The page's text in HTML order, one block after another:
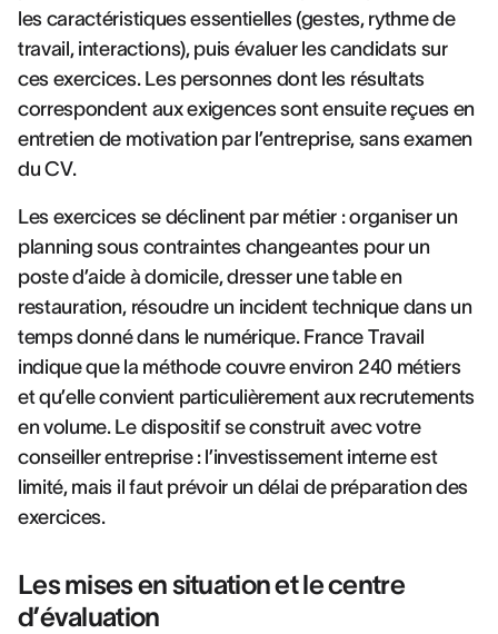
les caractéristiques essentielles (gestes, rythme de
travail, interactions), puis évaluer les candidats sur
ces exercices. Les personnes dont les résultats
correspondent aux exigences sont ensuite reçues en
entretien de motivation par l’entreprise, sans examen
du CV.
Les exercices se déclinent par métier : organiser un
planning sous contraintes changeantes pour un
poste d’aide à domicile, dresser une table en
restauration, résoudre un incident technique dans un
temps donné dans le numérique. France Travail
indique que la méthode couvre environ 240 métiers
et qu’elle convient particulièrement aux recrutements
en volume. Le dispositif se construit avec votre
conseiller entreprise : l’investissement interne est
limité, mais il faut prévoir un délai de préparation des
exercices.
Les mises en situation et le centre
d’évaluation